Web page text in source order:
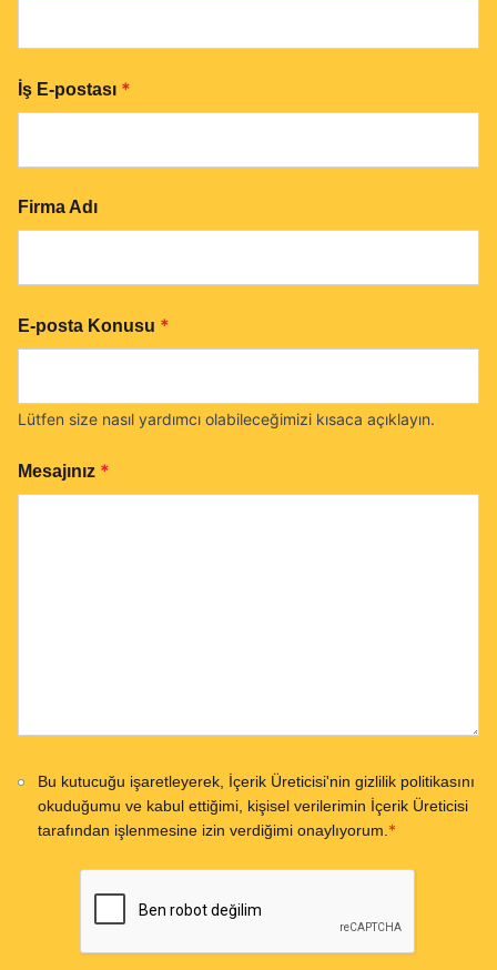
İş E-postası *
Firma Adı
E-posta Konusu *
Lütfen size nasıl yardımcı olabileceğimizi kısaca açıklayın.
Mesajınız *
Bu kutucuğu işaretleyerek, İçerik Üreticisi'nin gizlilik politikasını
okuduğumu ve kabul ettiğimi, kişisel verilerimin İçerik Üreticisi
tarafından işlenmesine izin verdiğimi onaylıyorum. *